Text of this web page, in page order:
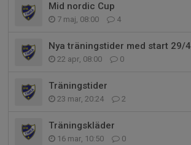
Mid nordic Cup
7 maj, 08:00 4
Nya träningstider med start 29/4
22 apr, 08:00 0
Träningstider
23 mar, 20:24 2
Träningskläder
16 mar, 10:50 0